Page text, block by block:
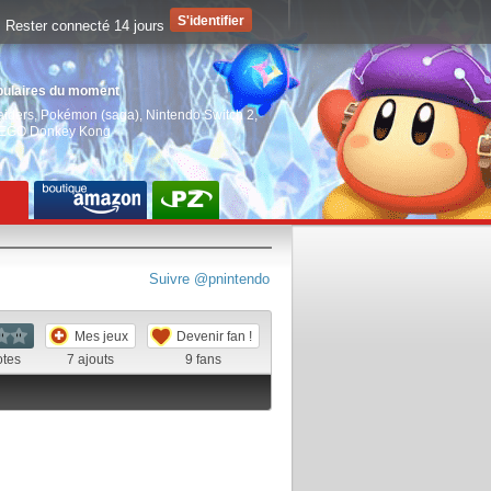
du moment
, Pokémon (saga) Nintendo Switch 2,
Donkey Kong
Suivre @pnintendo
Mes jeux
7 ajouts
Devenir fan !
9 fans
Rester connecté 14 jours